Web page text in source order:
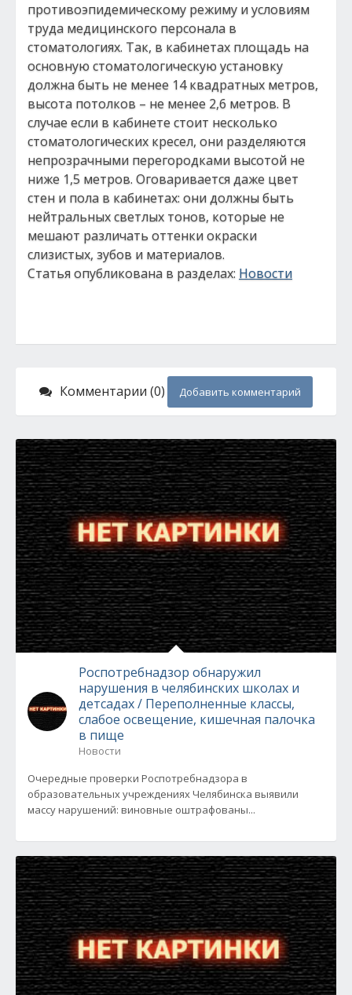
противоэпидемическому режиму и условиям
труда медицинского персонала в
стоматологиях. Так, в кабинетах площадь на
основную стоматологическую установку
должна быть не менее 14 квадратных метров,
высота потолков – не менее 2,6 метров. В
случае если в кабинете стоит несколько
стоматологических кресел, они разделяются
непрозрачными перегородками высотой не
ниже 1,5 метров. Оговаривается даже цвет
стен и пола в кабинетах: они должны быть
нейтральных светлых тонов, которые не
мешают различать оттенки окраски
слизистых, зубов и материалов.
Статья опубликована в разделах: Новости
Комментарии (0) Добавить комментарий
Роспотребнадзор обнаружил
нарушения в челябинских школах и
детсадах / Переполненные классы,
слабое освещение, кишечная палочка
в пище
Новости
Очередные проверки Роспотребнадзора в
образовательных учреждениях Челябинска выявили
массу нарушений: виновные оштрафованы...